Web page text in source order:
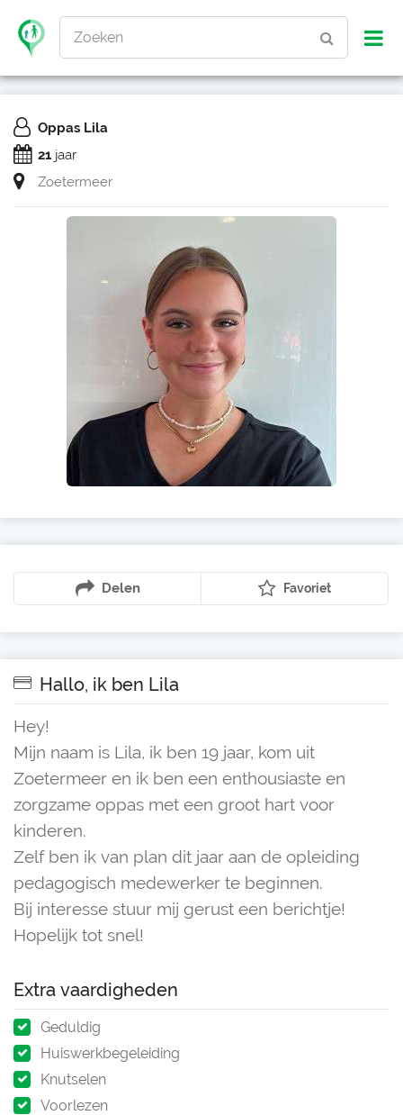
Zoeken
Oppas Lila
21 jaar
Zoetermeer
Delen Favoriet
Hallo, ik ben Lila
Hey!
Mijn naam is Lila, ik ben 19 jaar, kom uit
Zoetermeer en ik ben een enthousiaste en
zorgzame oppas met een groot hart voor
kinderen.
Zelf ben ik van plan dit jaar aan de opleiding
pedagogisch medewerker te beginnen.
Bij interesse stuur mij gerust een berichtje!
Hopelijk tot snel!
Extra vaardigheden
Geduldig
Huiswerkbegeleiding
Knutselen
Voorlezen